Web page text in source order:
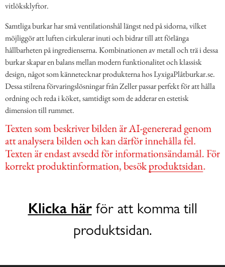
vitlöksklyftor.
Samtliga burkar har små ventilationshål längst ned på sidorna, vilket
möjliggör att luften cirkulerar inuti och bidrar till att förlänga
hållbarheten på ingredienserna. Kombinationen av metall och trä i dessa
burkar skapar en balans mellan modern funktionalitet och klassisk
design, något som kännetecknar produkterna hos LyxigaPlåtburkar.se.
Dessa stilrena förvaringslösningar från Zeller passar perfekt för att hålla
ordning och reda i köket, samtidigt som de adderar en estetisk
dimension till rummet.
Klicka härför att komma till
produktsidan.